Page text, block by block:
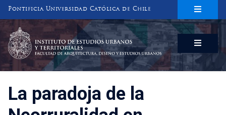
Pontificia Universidad Católica de Chile
INSTITUTO DE ESTUDIOS URBANOS
Y TERRITORIALES
FACULTAD DE ARQUITECTURA, DISEÑO Y ESTUDIOS URBANOS
La paradoja de la